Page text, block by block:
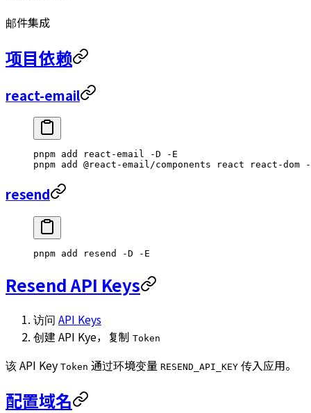
邮件集成
项目依赖
react-email
pnpm add react-email -D -E
pnpm add @react-email/components react react-dom -
resend
pnpm add resend -D -E
Resend API Keys
访问 API Keys
创建 API Kye，复制 Token
该 API Key Token 通过环境变量 RESEND_API_KEY 传入应用。
配置域名